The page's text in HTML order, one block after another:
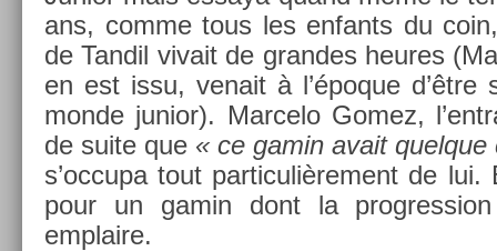
ans, comme tous les en­fants du
de Tan­dil vivait de gran­des heures
en est issu, venait à l’époque d’être
monde junior). Mar­celo Gomez,
de suite que « ce gamin avait
s’oc­cupa tout par­ticuliè­re­ment de lui.
pour un gamin dont la
emplaire.